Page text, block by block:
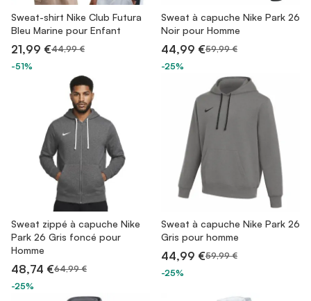
Sweat-shirt Nike Club Futura
Bleu Marine pour Enfant
21,99 €44,99 €
-51%
Sweat à capuche Nike Park 26
Noir pour Homme
44,99 €59,99 €
-25%
Sweat zippé à capuche Nike
Park 26 Gris foncé pour
Homme
48,74 €64,99 €
-25%
Sweat à capuche Nike Park 26
Gris pour homme
44,99 €59,99 €
-25%